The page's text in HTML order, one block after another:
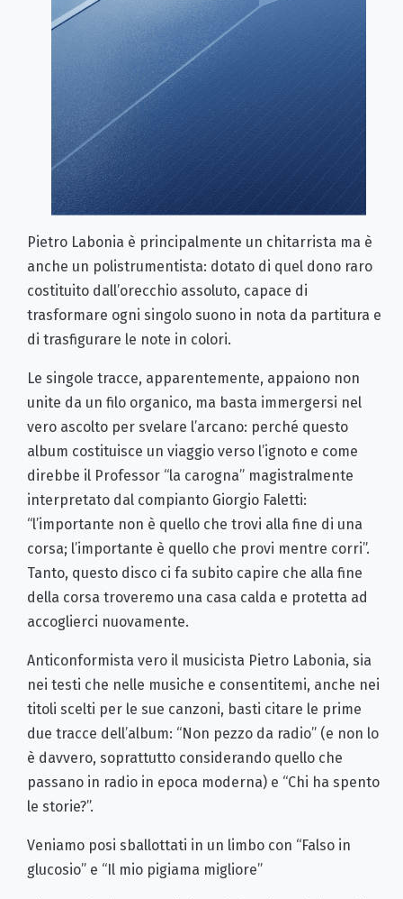
Pietro Labonia è principalmente un chitarrista ma è
anche un polistrumentista: dotato di quel dono raro
costituito dall’orecchio assoluto, capace di
trasformare ogni singolo suono in nota da partitura e
di trasfigurare le note in colori.
Le singole tracce, apparentemente, appaiono non
unite da un filo organico, ma basta immergersi nel
vero ascolto per svelare l’arcano: perché questo
album costituisce un viaggio verso l’ignoto e come
direbbe il Professor “la carogna” magistralmente
interpretato dal compianto Giorgio Faletti:
“l’importante non è quello che trovi alla fine di una
corsa; l’importante è quello che provi mentre corri”.
Tanto, questo disco ci fa subito capire che alla fine
della corsa troveremo una casa calda e protetta ad
accoglierci nuovamente.
Anticonformista vero il musicista Pietro Labonia, sia
nei testi che nelle musiche e consentitemi, anche nei
titoli scelti per le sue canzoni, basti citare le prime
due tracce dell’album: “Non pezzo da radio” (e non lo
è davvero, soprattutto considerando quello che
passano in radio in epoca moderna) e “Chi ha spento
le storie?”.
Veniamo posi sballottati in un limbo con “Falso in
glucosio” e “Il mio pigiama migliore”